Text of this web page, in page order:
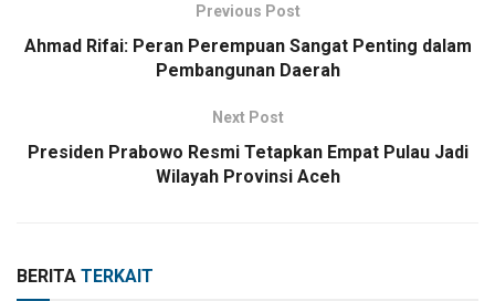
Previous Post
Ahmad Rifai: Peran Perempuan Sangat Penting dalam
Pembangunan Daerah
Next Post
Presiden Prabowo Resmi Tetapkan Empat Pulau Jadi
Wilayah Provinsi Aceh
BERITA TERKAIT